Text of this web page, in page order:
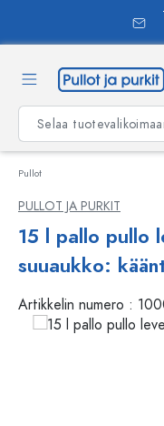
Pullot
PULLOT JA PURKIT
15 l pallo pullo
suuaukko:
Artikkelin numero :